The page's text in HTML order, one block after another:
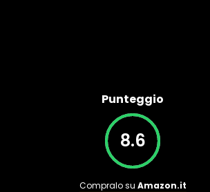
Punteggio
8.6
Compralo su Amazon.it